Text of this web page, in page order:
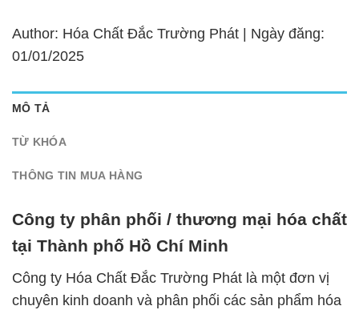
Author: Hóa Chất Đắc Trường Phát | Ngày đăng:
01/01/2025
MÔ TẢ
TỪ KHÓA
THÔNG TIN MUA HÀNG
Công ty phân phối / thương mại hóa chất
tại Thành phố Hồ Chí Minh
Công ty Hóa Chất Đắc Trường Phát là một đơn vị
chuyên kinh doanh và phân phối các sản phẩm hóa